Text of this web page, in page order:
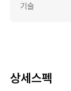
기술
상세스펙